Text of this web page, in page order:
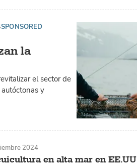
la
SPONSORED
el sector de
y
en alta mar en EE.UU
2024